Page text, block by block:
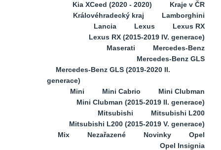
Kia XCeed (2020 - 2020)
Kraje v ČR
Královéhradecký kraj
Lamborghini
Lancia
Lexus
Lexus RX
Lexus RX (2015-2019 IV. generace)
Maserati
Mercedes-Benz
Mercedes-Benz GLS
Mercedes-Benz GLS (2019-2020 II.
generace)
Mini
Mini Cabrio
Mini Clubman
Mini Clubman (2015-2019 II. generace)
Mitsubishi
Mitsubishi L200
Mitsubishi L200 (2015-2019 V. generace)
Mix
Nezařazené Novinky
Opel
Opel Insignia